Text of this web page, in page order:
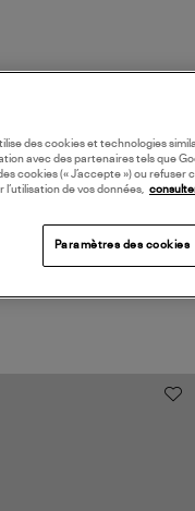
des cookies et technologies
avec des partenaires tels que
cookies (« J’accepte ») ou
l’utilisation de vos données,
Paramètres des cookies